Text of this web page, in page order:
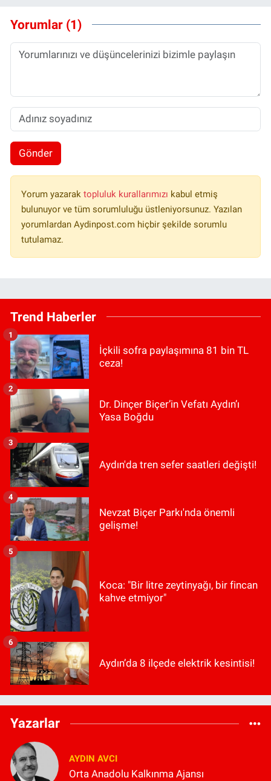
Yorumlar (1)
Gönder
Yorum yazarak topluluk kurallarımızı kabul etmiş
bulunuyor ve tüm sorumluluğu üstleniyorsunuz. Yazılan
yorumlardan Aydinpost.com hiçbir şekilde sorumlu
tutulamaz.
Trend Haberler
İçkili sofra paylaşımına 81 bin TL
ceza!
1
Dr. Dinçer Biçer’in Vefatı Aydın’ı
Yasa Boğdu
2
Aydın'da tren sefer saatleri değişti!
3
Nevzat Biçer Parkı'nda önemli
gelişme!
4
Koca: "Bir litre zeytinyağı, bir fincan
kahve etmiyor"
5
Aydın’da 8 ilçede elektrik kesintisi!
6
Yazarlar
AYDIN AVCI
Orta Anadolu Kalkınma Ajansı